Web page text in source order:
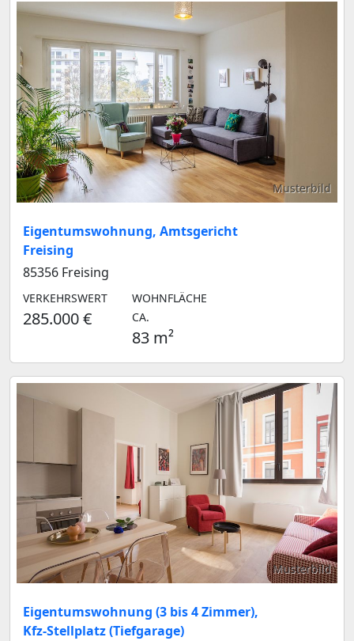
Musterbild
Eigentumswohnung, Amtsgericht
Freising
85356 Freising
VERKEHRSWERT
285.000 €
WOHNFLÄCHE
CA.
83 m²
Musterbild
Eigentumswohnung (3 bis 4 Zimmer),
Kfz-Stellplatz (Tiefgarage)